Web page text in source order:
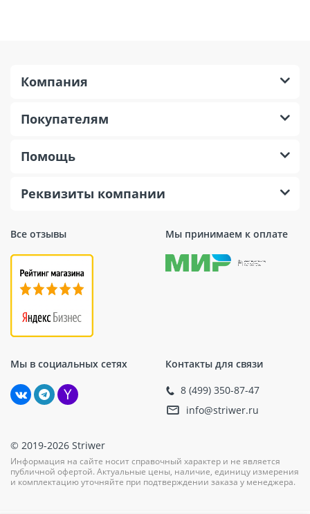
Все отзывы Мы принимаем к оплате
Мы в социальных сетях Контакты для связи
8 (499) 350-87-47
info@striwer.ru
Компания
Покупателям
Помощь
Реквизиты компании
© 2019-2026 Striwer
Информация на сайте носит справочный характер и не является
публичной офертой. Актуальные цены, наличие, единицу измерения
и комплектацию уточняйте при подтверждении заказа у менеджера.